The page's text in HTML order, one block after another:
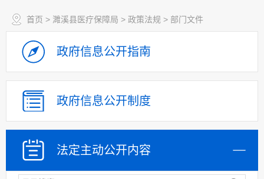
首页 > 濉溪县医疗保障局 > 政策法规 > 部门文件
政府信息公开指南
政府信息公开制度
法定主动公开内容